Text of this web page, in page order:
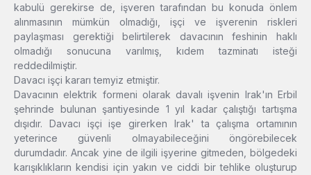
kabulü gerekirse de, işveren tarafından bu konuda önlem
alınmasının mümkün olmadığı, işçi ve işverenin riskleri
paylaşması gerektiği belirtilerek davacının feshinin haklı
olmadığı sonucuna varılmış, kıdem tazminatı isteği
reddedilmiştir.
Davacı işçi kararı temyiz etmiştir.
Davacının elektrik formeni olarak davalı işvenin Irak'ın Erbil
şehrinde bulunan şantiyesinde 1 yıl kadar çalıştığı tartışma
dışıdır. Davacı işçi işe girerken Irak' ta çalışma ortamının
yeterince güvenli olmayabileceğini öngörebilecek
durumdadır. Ancak yine de ilgili işyerine gitmeden, bölgedeki
karışıklıkların kendisi için yakın ve ciddi bir tehlike oluşturup